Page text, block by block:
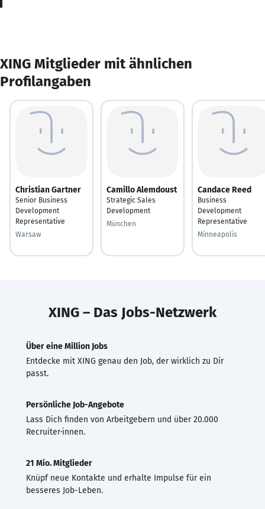
XING Mitglieder mit ähnlichen
Profilangaben
Christian Gartner
Senior Business
Development
Representative
Warsaw
Camillo Alemdoust
Strategic Sales
Development
München
Candace Reed
Business
Development
Representative
Minneapolis
XING – Das Jobs-Netzwerk
Über eine Million Jobs
Entdecke mit XING genau den Job, der wirklich zu Dir
passt.
Persönliche Job-Angebote
Lass Dich finden von Arbeitgebern und über 20.000
Recruiter·innen.
21 Mio. Mitglieder
Knüpf neue Kontakte und erhalte Impulse für ein
besseres Job-Leben.